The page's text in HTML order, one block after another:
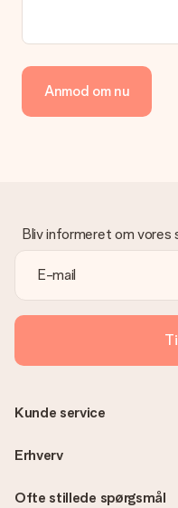
Anmod om nu
Bliv informeret om vores
Ofte stillede spørgsmål
Kunde service
Erhverv